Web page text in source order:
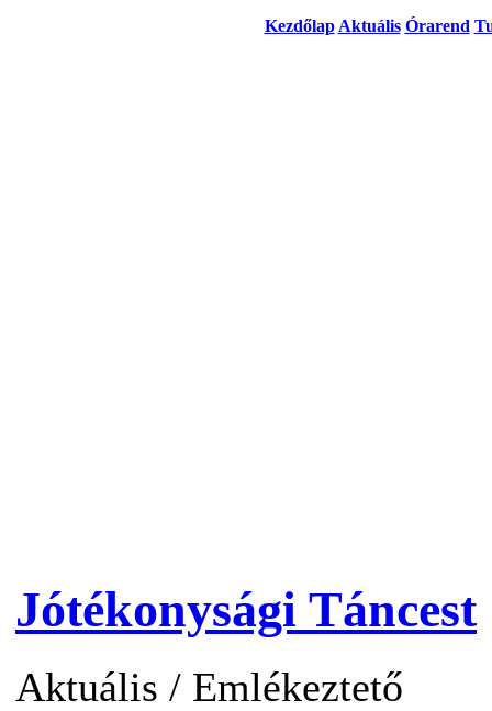
Kezdőlap Aktuális Órarend
Jótékonysági Táncest
Aktuális / Emlékeztető